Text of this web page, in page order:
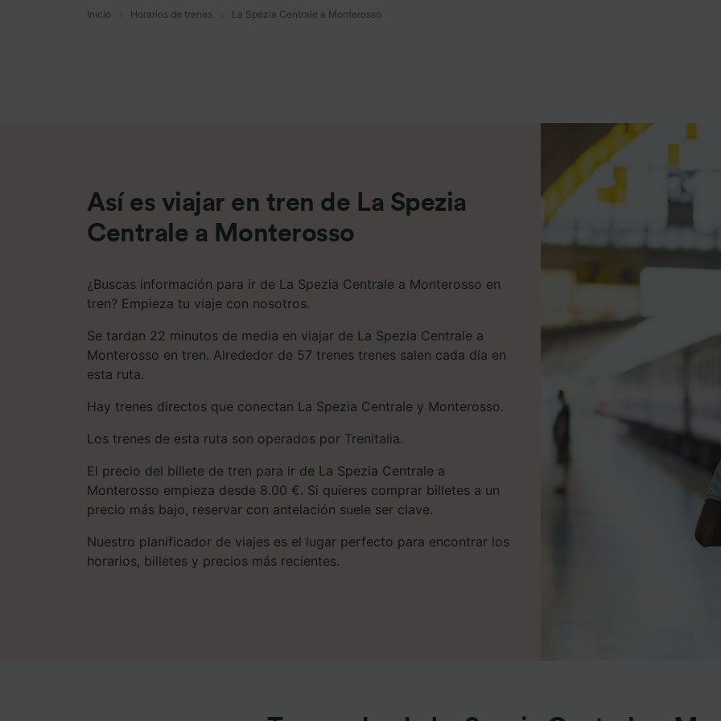
Inicio Horarios de trenes La Spezia Centrale a Monterosso
Así es viajar en tren de La Spezia
Centrale a Monterosso
¿Buscas información para ir de La Spezia Centrale a Monterosso en
tren? Empieza tu viaje con nosotros.
Se tardan 22 minutos de media en viajar de La Spezia Centrale a
Monterosso en tren. Alrededor de 57 trenes trenes salen cada día en
esta ruta.
Hay trenes directos que conectan La Spezia Centrale y Monterosso.
Los trenes de esta ruta son operados por Trenitalia.
El precio del billete de tren para ir de La Spezia Centrale a
Monterosso empieza desde 8.00 €. Si quieres comprar billetes a un
precio más bajo, reservar con antelación suele ser clave.
Nuestro planificador de viajes es el lugar perfecto para encontrar los
horarios, billetes y precios más recientes.
Lista de asociados (proveedores)